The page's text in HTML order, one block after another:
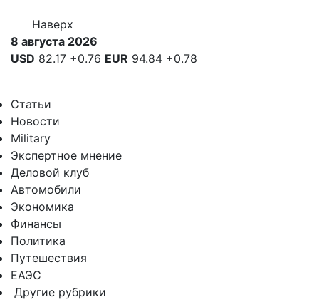
Наверх
8 августа 2026
USD 82.17 +0.76 EUR 94.84 +0.78
Статьи
Новости
Military
Экспертное мнение
Деловой клуб
Автомобили
Экономика
Финансы
Политика
Путешествия
ЕАЭС
Другие рубрики